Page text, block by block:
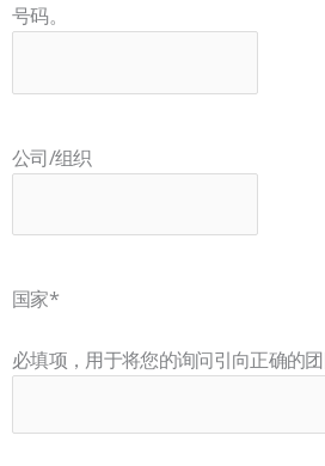
号码。
公司/组织
国家*
必填项，用于将您的询问引向正确的